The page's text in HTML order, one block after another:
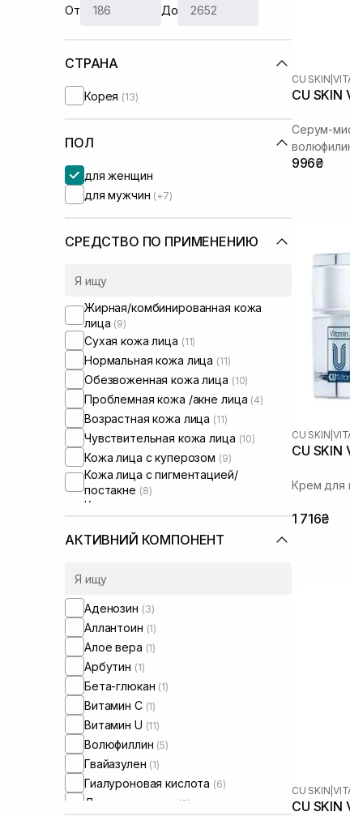
От До
СТРАНА
Корея (13)
ПОЛ
для женщин
для мужчин (+7)
СРЕДСТВО ПО ПРИМЕНЕНИЮ
Жирная/комбинированная кожа
лица (9)
Сухая кожа лица (11)
Нормальная кожа лица (11)
Обезвоженная кожа лица (10)
Проблемная кожа /акне лица (4)
Возрастная кожа лица (11)
Чувствительная кожа лица (10)
Кожа лица с куперозом (9)
Кожа лица с пигментацией/
постакне (8)
Кожа лица с расширенными порами
Кожа лица с нарушенным
микробиомом
(1)
Против отеков
От синяков под глазами
АКТИВНИЙ КОМПОНЕНТ
Аденозин (3)
Аллантоин (1)
Алое вера (1)
Арбутин (1)
Бета-глюкан (1)
Витамин C (1)
Витамин U (11)
Волюфиллин (5)
Гвайазулен (1)
Гиалуроновая кислота (6)
Диоксид титана (2)
CU SKIN |
CU SKIN
Серум-
996₴
CU SKIN |
CU SKIN
Крем для
1 716₴
CU SKIN |
CU SKIN